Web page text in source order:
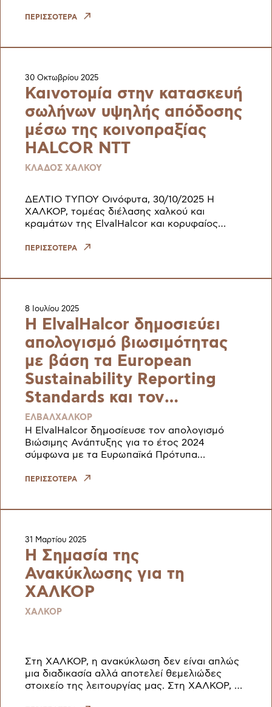
κραμάτων χαλκού – μιας στρατηγ
ΠΕΡΙΣΣΟΤΕΡΑ
30 Οκτωβρίου 2025
Καινοτομία στην κατασκευή
σωλήνων υψηλής απόδοσης
μέσω της κοινοπραξίας
HALCOR NTT
ΚΛΑΔΟΣ ΧΑΛΚΟΥ
ΔΕΛΤΙΟ ΤΥΠΟΥ Οινόφυτα, 30/10/2025 Η
ΧΑΛΚΟΡ, τομέας διέλασης χαλκού και
κραμάτων της ElvalHalcor και κορυφαίος
ΕΜΕΑ (Ευρώπη, Μέση Ανατολή και Αφρική),
ΠΕΡΙΣΣΟΤΕΡΑ
8 Ιουλίου 2025
H ElvalHalcor δημοσιεύει
απολογισμό βιωσιμότητας
με βάση τα European
Sustainability Reporting
Standards και τον
κανονισμό CSRD
ΕΛΒΑΛΧΑΛΚΟΡ
H ElvalHalcor δημοσίευσε τον απολογισμό
Βιώσιμης Ανάπτυξης για το έτος 2024
σύμφωνα με τα Ευρωπαϊκά Πρότυπα
Sustainability Reporting Standards – ESRS). Ο
ΠΕΡΙΣΣΟΤΕΡΑ
31 Μαρτίου 2025
Η Σημασία της
Ανακύκλωσης για τη
ΧΑΛΚΟΡ
ΧΑΛΚΟΡ
Στη ΧΑΛΚΟΡ, η ανακύκλωση δεν είναι απλώς
μια διαδικασία αλλά αποτελεί θεμελιώδες
στοιχείο της λειτουργίας μας. Στη ΧΑΛΚΟΡ, η